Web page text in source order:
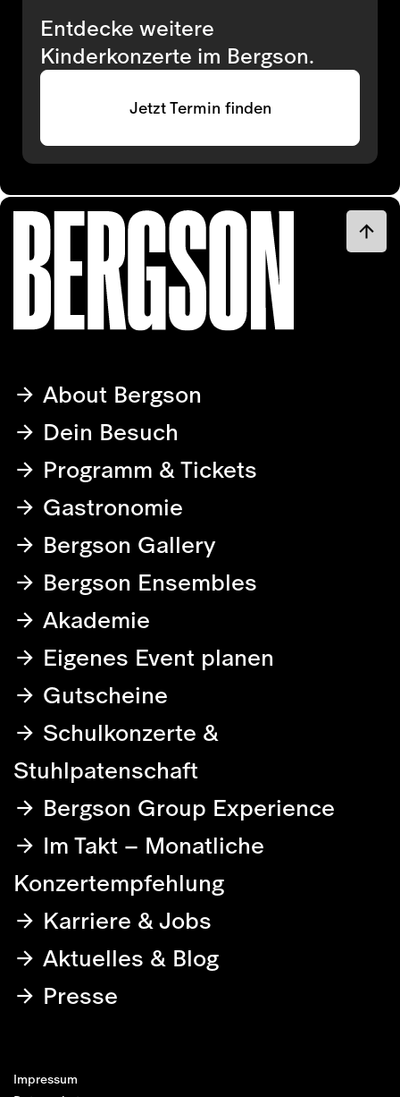
Entdecke weitere
Kinderkonzerte im Bergson.
Jetzt Termin finden
About Bergson
Dein Besuch
Programm & Tickets
Gastronomie
Bergson Gallery
Bergson Ensembles
Akademie
Eigenes Event planen
Gutscheine
Schulkonzerte &
Stuhlpatenschaft
Bergson Group Experience
Im Takt – Monatliche
Konzertempfehlung
Karriere & Jobs
Aktuelles & Blog
Presse
Impressum